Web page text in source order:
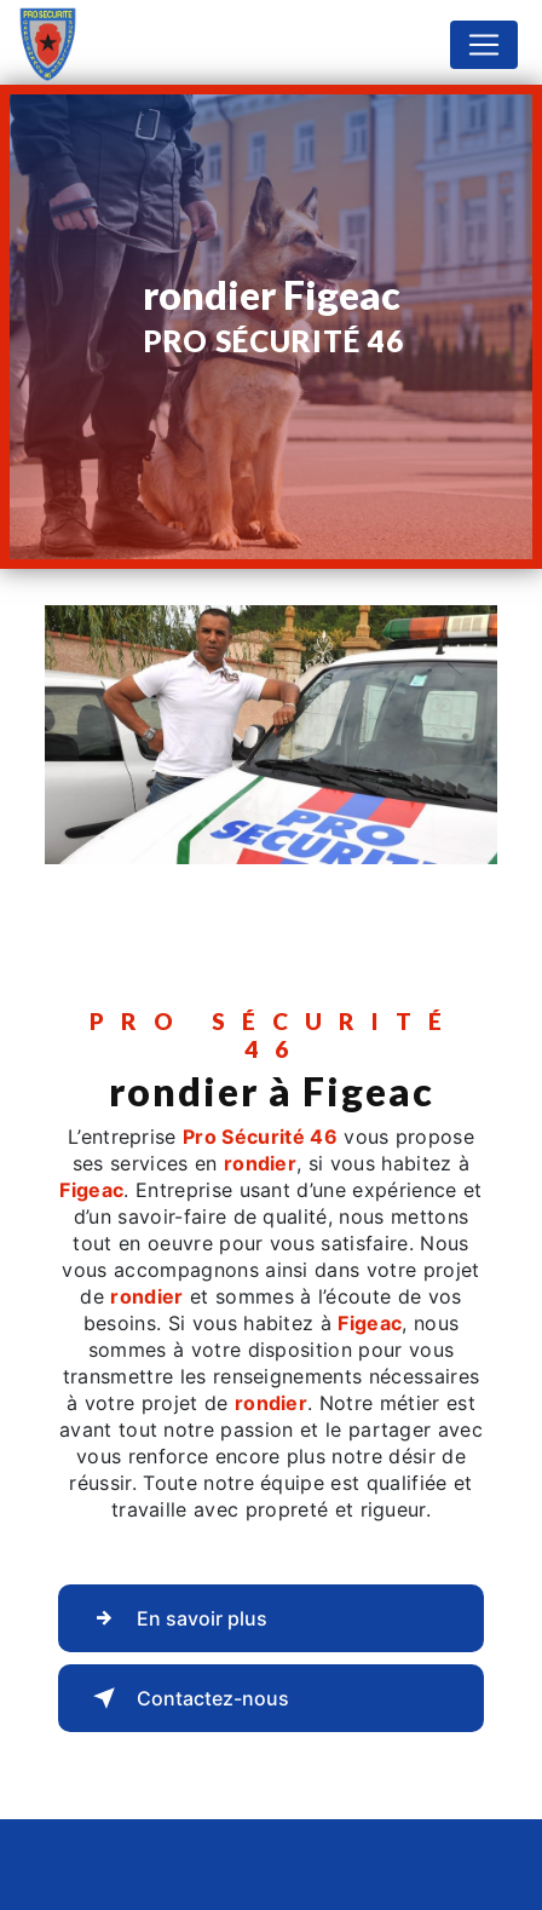
rondier Figeac
PRO SÉCURITÉ 46
PRO SÉCURITÉ
46
rondier à Figeac
L’entreprise Pro Sécurité 46 vous propose
ses services en rondier, si vous habitez à
Figeac. Entreprise usant d’une expérience et
d’un savoir-faire de qualité, nous mettons
tout en oeuvre pour vous satisfaire. Nous
vous accompagnons ainsi dans votre projet
de rondier et sommes à l’écoute de vos
besoins. Si vous habitez à Figeac, nous
sommes à votre disposition pour vous
transmettre les renseignements nécessaires
à votre projet de rondier. Notre métier est
avant tout notre passion et le partager avec
vous renforce encore plus notre désir de
réussir. Toute notre équipe est qualifiée et
travaille avec propreté et rigueur.
En savoir plus
Contactez-nous
Panneau de gestion des cookies